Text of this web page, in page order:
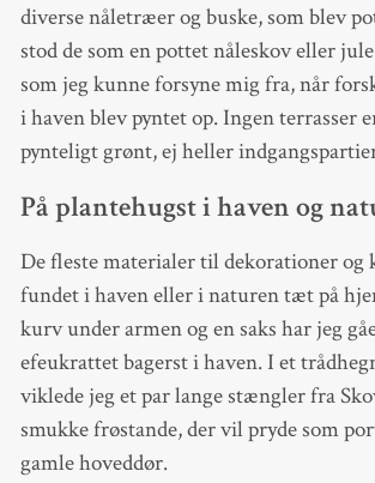
diverse nåletræer og buske, som blev
stod de som en pottet nåleskov eller
som jeg kunne forsyne mig fra, når
i haven blev pyntet op. Ingen terrasser
pynteligt grønt, ej heller
På plantehugst i haven og
De fleste materialer til dekorationer og
fundet i haven eller i naturen tæt på
kurv under armen og en saks har jeg
efeukrattet bagerst i haven. I et
viklede jeg et par lange stængler fra
smukke frøstande, der vil pryde som
gamle hoveddør.